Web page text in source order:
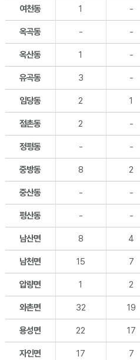
여천동 1 -
옥곡동 - -
옥산동 1 -
유곡동 3 -
임당동 2 1
점촌동 2 -
정평동 - -
중방동 8 2
중산동 - -
평산동 - -
남산면 8 4
남천면 15 7
압량면 1 2
와촌면 32 19
용성면 22 17
자인면 17 7